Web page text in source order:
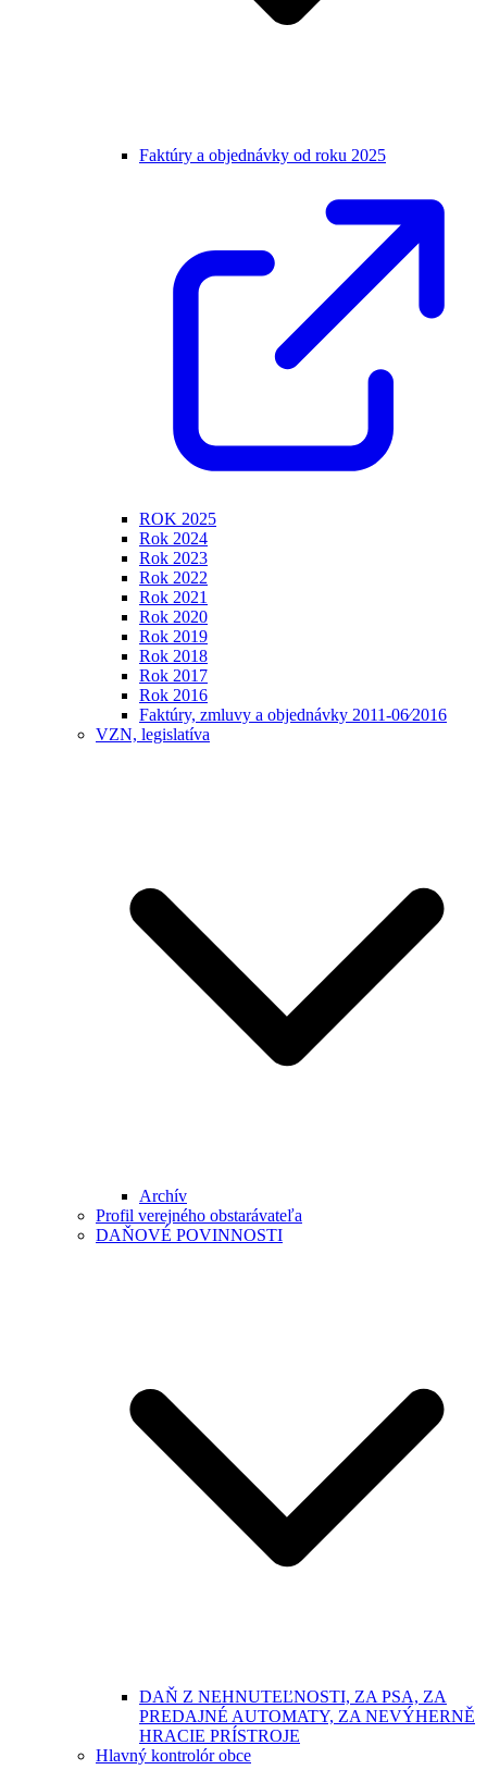
Faktúry a objednávky od roku 2025
ROK 2025
Rok 2024
Rok 2023
Rok 2022
Rok 2021
Rok 2020
Rok 2019
Rok 2018
Rok 2017
Rok 2016
Faktúry, zmluvy a objednávky 2011-06⁄2016
VZN, legislatíva
Archív
Profil verejného obstarávateľa
DAŇOVÉ POVINNOSTI
DAŇ Z NEHNUTEĽNOSTI, ZA PSA, ZA
PREDAJNÉ AUTOMATY, ZA NEVÝHERNĚ
HRACIE PRÍSTROJE
Hlavný kontrolór obce